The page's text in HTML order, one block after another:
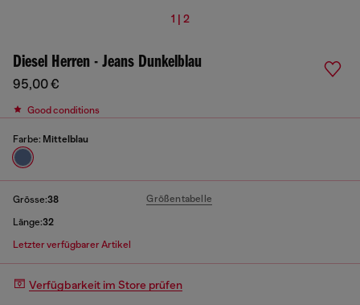
1 | 2
Diesel Herren - Jeans Dunkelblau
95,00 €
Good conditions
Farbe: Mittelblau
Grösse:38 Größentabelle
Länge:32
Letzter verfügbarer Artikel
Verfügbarkeit im Store prüfen